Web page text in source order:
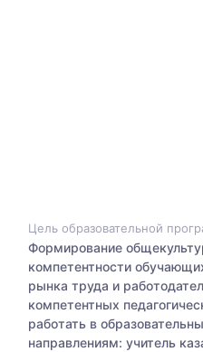
Цель образовательной
Формирование
компетентности
рынка труда и
компетентных
работать в
направлениям: учитель